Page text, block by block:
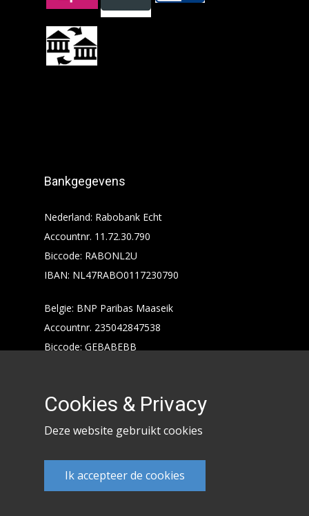
Bankgegevens
Nederland: Rabobank Echt
Accountnr. 11.72.30.790
Biccode: RABONL2U
IBAN: NL47RABO0117230790
Belgie: BNP Paribas Maaseik
Accountnr. 235042847538
Biccode: GEBABEBB
Keencarp 2020
Cookies & Privacy
Deze website gebruikt cookies
Ik accepteer de cookies